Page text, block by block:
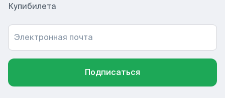
Купибилета
Электронная почта
Подписаться